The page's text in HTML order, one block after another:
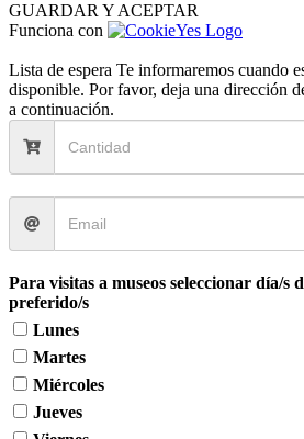
GUARDAR Y ACEPTAR
Funciona con
Lista de espera Te informaremos cuando
disponible. Por favor, deja una dirección
a continuación.
Para visitas a museos seleccionar día/s
preferido/s
Lunes
Martes
Miércoles
Jueves